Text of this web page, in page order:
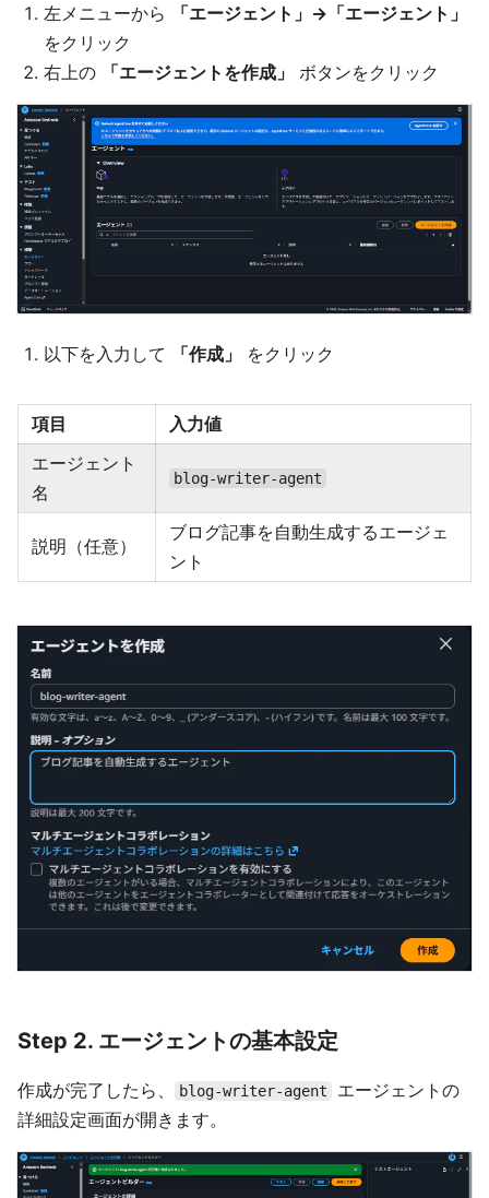
左メニューから
「エージェント」→「エージェント」
をクリック
右上の
「エージェントを作成」 ボタンをクリック
以下を入力して 「作成」 をクリック
項目
入力値
エージェント
名
blog-writer-agent
説明（任意）
ブログ記事を自動生成するエージェ
ント
Step 2. エージェントの基本設定
作成が完了したら、 blog-writer-agent
エージェントの
詳細設定画面が開きます。